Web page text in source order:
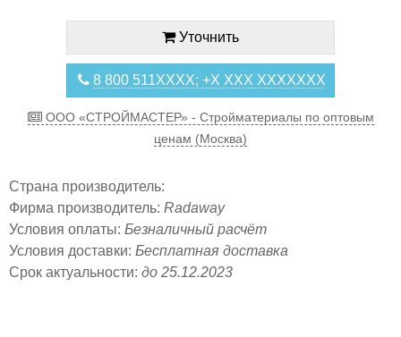
Уточнить
8 800 511XXXX; +X XXX XXXXXXX
ООО «СТРОЙМАСТЕР» - Стройматериалы по оптовым
ценам (Москва)
Страна производитель:
Фирма производитель: Radaway
Условия оплаты: Безналичный расчёт
Условия доставки: Бесплатная доставка
Срок актуальности: до 25.12.2023